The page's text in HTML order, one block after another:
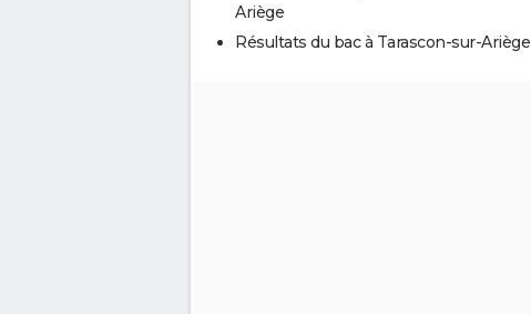
Ariège
Résultats du bac à Tarascon-sur-Ariège